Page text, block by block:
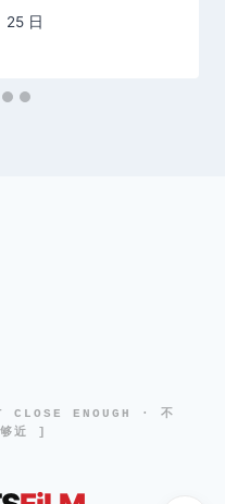
25 日
CLOSE ENOUGH · 不
够近 ]